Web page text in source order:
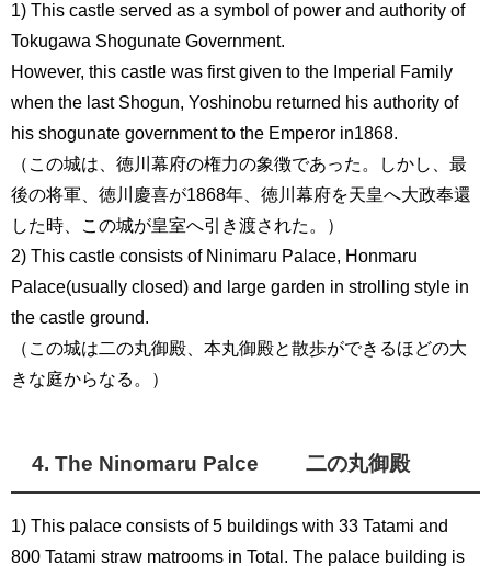
1) This castle served as a symbol of power and authority of
Tokugawa Shogunate Government.
However, this castle was first given to the Imperial Family
when the last Shogun, Yoshinobu returned his authority of
his shogunate government to the Emperor in1868.
（この城は、徳川幕府の権力の象徴であった。しかし、最
後の将軍、徳川慶喜が1868年、徳川幕府を天皇へ大政奉還
した時、この城が皇室へ引き渡された。）
2) This castle consists of Ninimaru Palace, Honmaru
Palace(usually closed) and large garden in strolling style in
the castle ground.
（この城は二の丸御殿、本丸御殿と散歩ができるほどの大
きな庭からなる。）
4. The Ninomaru Palce 二の丸御殿
1) This palace consists of 5 buildings with 33 Tatami and
800 Tatami straw matrooms in Total. The palace building is